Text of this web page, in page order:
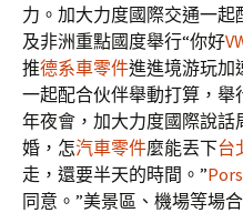
力。加大力度國際交通一
及非洲重點國度舉行“你好
推德系車零件進進境游玩加
一起配合伙伴舉動打算，舉
年夜會，加大力度國際說話
婚，怎汽車零件麼能丟下台
走，還要半天的時間。”
同意。”美景區、機場等場